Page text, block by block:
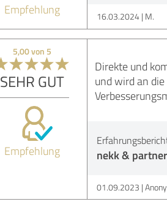
Empfehlung 16.03.2024 M.
5,00 von 5
SEHR GUT
Empfehlung
Direkte und
und wird an
nekk & partner
01.09.2023